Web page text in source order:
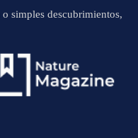
simples descubrimientos,